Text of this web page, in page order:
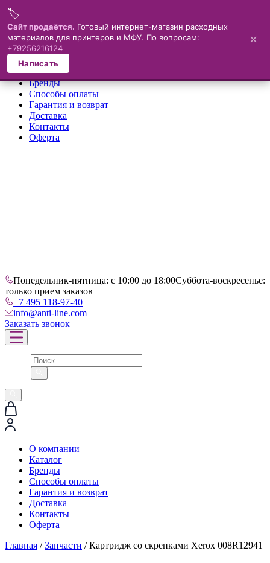
Меню
×
О компании
Каталог
Бренды
Способы оплаты
Гарантия и возврат
Доставка
Контакты
Оферта
Понедельник-пятница: с 10:00 до 18:00Суббота-воскресенье:
только прием заказов
+7 495 118-97-40
info@anti-line.com
Заказать звонок
О компании
Каталог
Бренды
Способы оплаты
Гарантия и возврат
Доставка
Контакты
Оферта
Главная /Запчасти / Картридж со скрепками Xerox 008R12941
🏷️
Сайт продаётся. Готовый интернет-магазин расходных
материалов для принтеров и МФУ. По вопросам:
+79256216124
Написать
✕